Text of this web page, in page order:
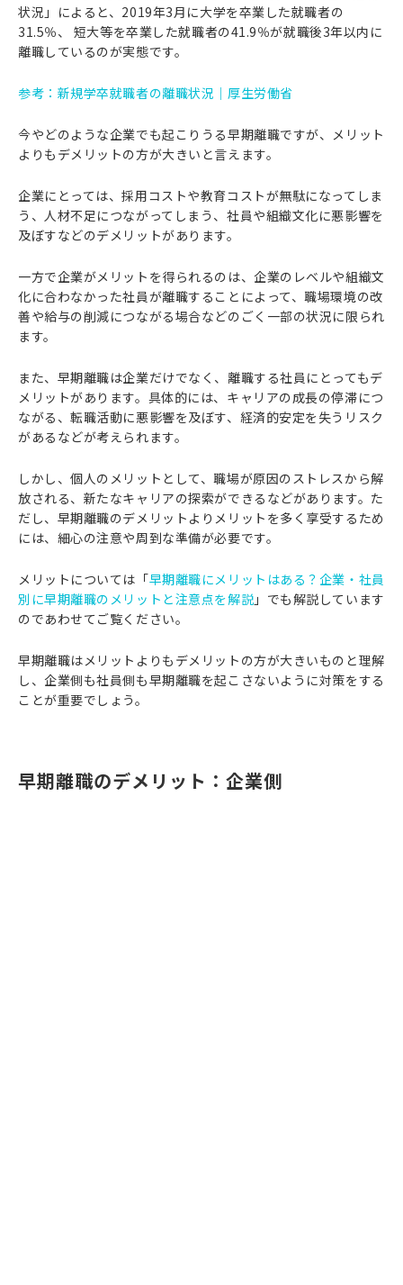
状況」によると、2019年3月に大学を卒業した就職者の
31.5％、 短大等を卒業した就職者の41.9％が就職後3年以内に
離職しているのが実態です。
参考：新規学卒就職者の離職状況｜厚生労働省
今やどのような企業でも起こりうる早期離職ですが、メリット
よりもデメリットの方が大きいと言えます。
企業にとっては、採用コストや教育コストが無駄になってしま
う、人材不足につながってしまう、社員や組織文化に悪影響を
及ぼすなどのデメリットがあります。
一方で企業がメリットを得られるのは、企業のレベルや組織文
化に合わなかった社員が離職することによって、職場環境の改
善や給与の削減につながる場合などのごく一部の状況に限られ
ます。
また、早期離職は企業だけでなく、離職する社員にとってもデ
メリットがあります。具体的には、キャリアの成長の停滞につ
ながる、転職活動に悪影響を及ぼす、経済的安定を失うリスク
があるなどが考えられます。
しかし、個人のメリットとして、職場が原因のストレスから解
放される、新たなキャリアの探索ができるなどがあります。た
だし、早期離職のデメリットよりメリットを多く享受するため
には、細心の注意や周到な準備が必要です。
メリットについては「早期離職にメリットはある？企業・社員
別に早期離職のメリットと注意点を解説 」でも解説しています
のであわせてご覧ください。
早期離職はメリットよりもデメリットの方が大きいものと理解
し、企業側も社員側も早期離職を起こさないように対策をする
ことが重要でしょう。
早期離職のデメリット：企業側